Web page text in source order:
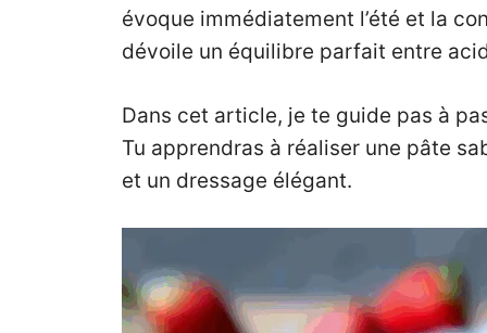
évoque immédiatement l’été et la
dévoile un équilibre parfait entre
Dans cet article, je te guide pas à
Tu apprendras à réaliser une pâte
et un dressage élégant.